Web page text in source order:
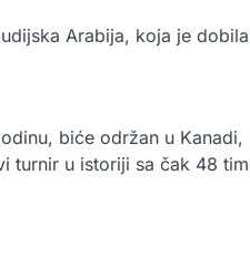
Arabija, koja je
biće održan u Kanadi,
turnir u istoriji sa čak 48